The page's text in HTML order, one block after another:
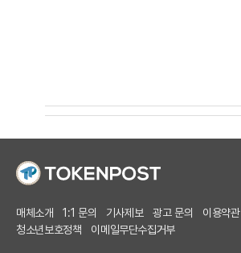
매체소개 1:1 문의 기사제보 광고 문의 이용약관
청소년보호정책
이메일무단수집거부